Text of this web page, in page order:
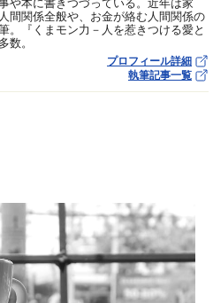
や本に書きつづっている。近年は家
間関係全般や、お金が絡む人間関係の
。『くまモン力－人を惹きつける愛と
数。
プロフィール詳細
執筆記事一覧